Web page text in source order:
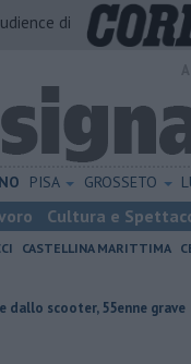
di
PISA GROSSETO
Cultura e
CASTELLINA MARITTIMA
grave A